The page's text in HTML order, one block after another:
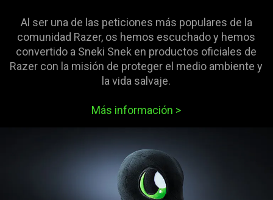
Al ser una de las peticiones más populares de la
comunidad Razer, os hemos escuchado y hemos
convertido a Sneki Snek en productos oficiales de
Razer con la misión de proteger el medio ambiente y
la vida salvaje.
Más información >